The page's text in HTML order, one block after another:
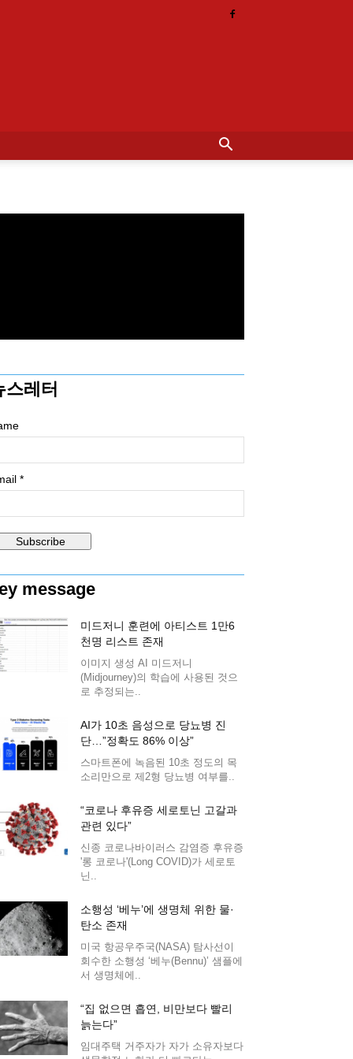
스레터
*
message
미드저니 훈련에 아티스트 1만6
천명 리스트 존재
이미지 생성 AI 미드저니
(Midjourney)의 학습에 사용된 것으
로 추정되는..
AI가 10초 음성으로 당뇨병 진
단…”정확도 86% 이상”
스마트폰에 녹음된 10초 정도의 목
소리만으로 제2형 당뇨병 여부를..
“코로나 후유증 세로토닌 고갈과
관련 있다”
신종 코로나바이러스 감염증 후유증
'롱 코로나'(Long COVID)가 세로토
닌..
소행성 ‘베누’에 생명체 위한 물·
탄소 존재
미국 항공우주국(NASA) 탐사선이
회수한 소행성 ‘베누(Bennu)’ 샘플에
서 생명체에..
“집 없으면 흡연, 비만보다 빨리
늙는다”
임대주택 거주자가 자가 소유자보다